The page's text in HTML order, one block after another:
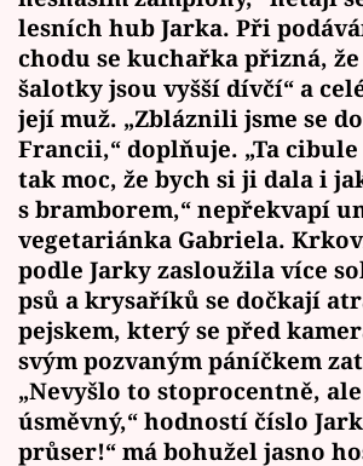
lesních hub Jarka. Při
chodu se kuchařka přizná,
šalotky jsou vyšší dívčí“ a
její muž. „Zbláznili jsme se
Francii,“ doplňuje. „Ta
tak moc, že bych si ji dala i
s bramborem,“ nepřekvapí
vegetariánka Gabriela.
podle Jarky zasloužila více
psů a krysaříků se dočkají
pejskem, který se před
svým pozvaným páníčkem
„Nevyšlo to stoprocentně,
úsměvný,“ hodností číslo
průser!“ má bohužel jasno